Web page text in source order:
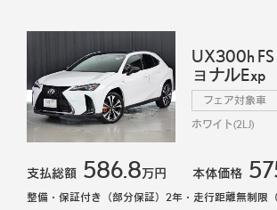
UX300h
ョナルExp
フェア対象車
ホワイト(2LJ)
支払総額 586.8万円 本体価格
整備・保証付き（部分保証）2年・走行距離無制限